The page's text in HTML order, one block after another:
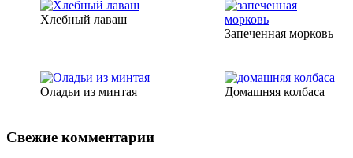
Хлебный лаваш
Запеченная морковь
Оладьи из минтая Домашняя колбаса
Свежие комментарии